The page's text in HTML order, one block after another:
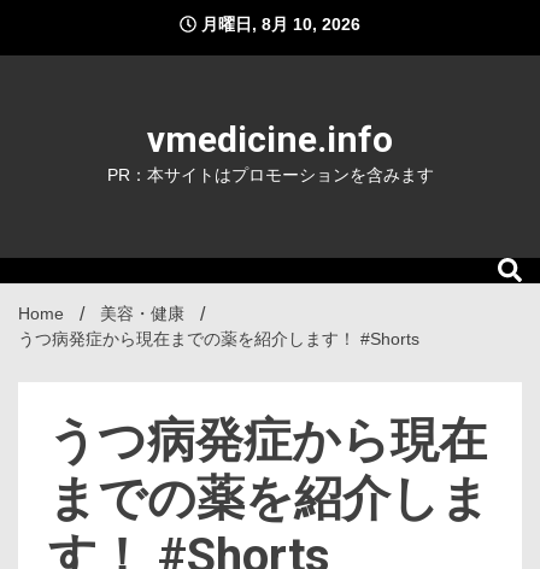
content
月曜日, 8月 10, 2026
vmedicine.info
PR：本サイトはプロモーションを含みます
Home
美容・健康
うつ病発症から現在までの薬を紹介します！ #Shorts
うつ病発症から現在
までの薬を紹介しま
す！ #Shorts